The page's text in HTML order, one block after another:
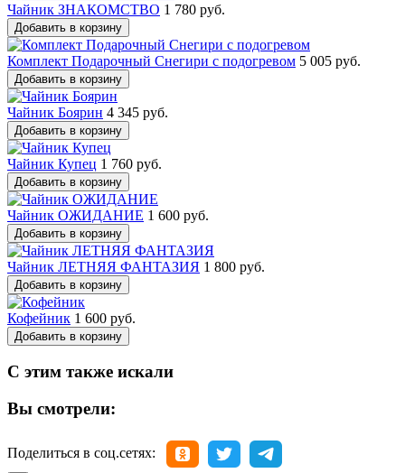
Чайник ЗНАКОМСТВО 1 780 руб.
Добавить в корзину
Комплект Подарочный Снегири с подогревом 5 005 руб.
Добавить в корзину
Чайник Боярин 4 345 руб.
Добавить в корзину
Чайник Купец 1 760 руб.
Добавить в корзину
Чайник ОЖИДАНИЕ 1 600 руб.
Добавить в корзину
Чайник ЛЕТНЯЯ ФАНТАЗИЯ 1 800 руб.
Добавить в корзину
Кофейник 1 600 руб.
Добавить в корзину
С этим также искали
Вы смотрели:
Поделиться в соц.сетях: